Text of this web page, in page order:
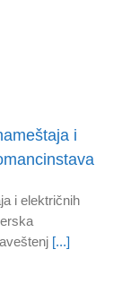
i
i električnih
[...]